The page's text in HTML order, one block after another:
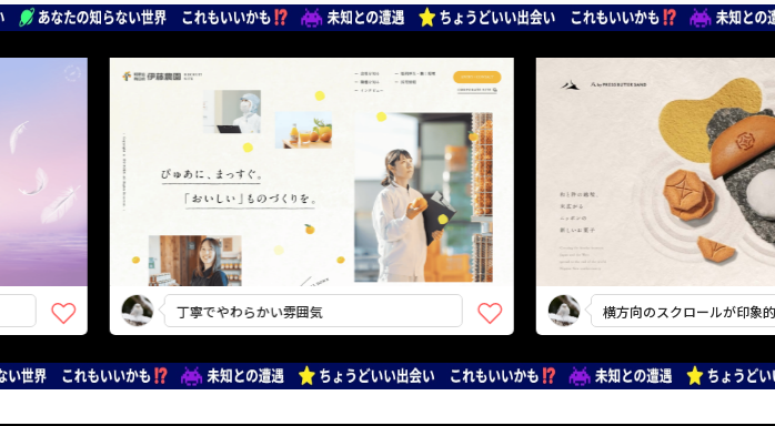
丁寧でやわらかい雰囲気 横方向のスクロールが印象的